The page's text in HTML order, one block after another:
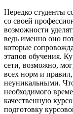
Нередко студенты
со своей
возможности
ведь именно оно
которые
этапов обучения.
сети, возможно,
всех норм и
неуникальными.
необходимого
качественную
подготовку